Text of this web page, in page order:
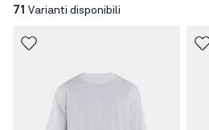
abbigliamento di altissima
71 Varianti disponibili